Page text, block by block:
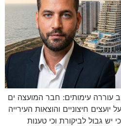
עוררה עימותים: חבר המועצה ים
חיצוניים והוצאות העירייה
גבול לביקורת וכי טענות